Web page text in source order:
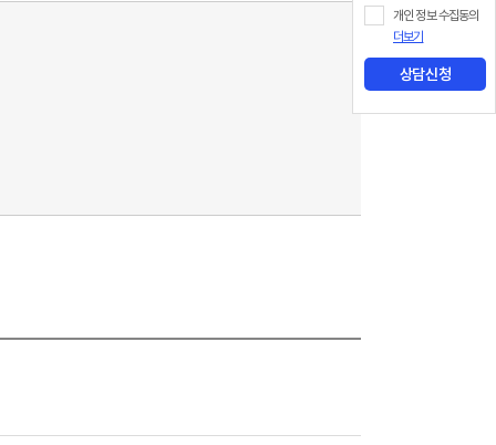
개인 정보 수집동의
더보기
상담신청